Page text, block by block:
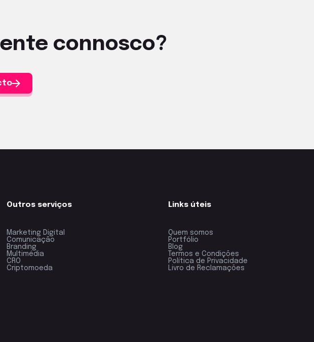
connosco?
Outros serviços
Marketing Digital
Comunicação
Branding
Multimédia
CRO
Criptomoeda
Links úteis
Quem somos
Portfólio
Blog
Termos e Condições
Política de Privacidade
Livro de Reclamações